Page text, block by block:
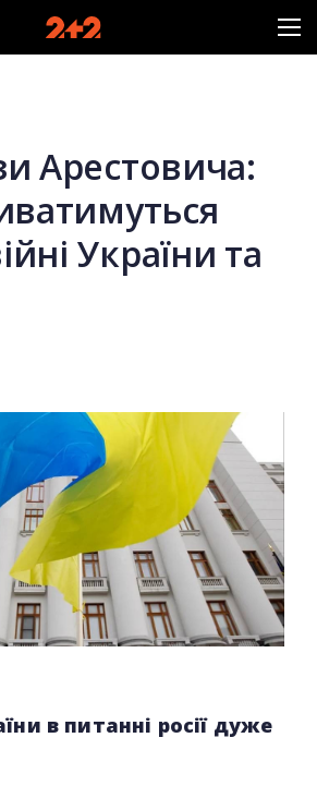
Арестовича:
України та
в питанні росії дуже